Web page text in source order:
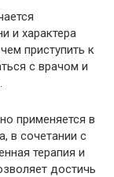
и характера
приступить к
с врачом и
применяется в
в сочетании с
терапия и
достичь